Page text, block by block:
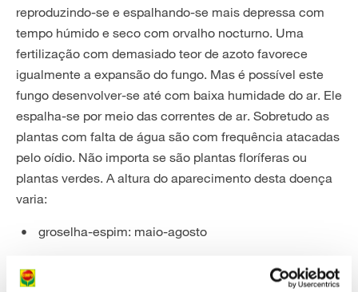
reproduzindo-se e espalhando-se mais depressa com
tempo húmido e seco com orvalho nocturno. Uma
fertilização com demasiado teor de azoto favorece
igualmente a expansão do fungo. Mas é possível este
fungo desenvolver-se até com baixa humidade do ar. Ele
espalha-se por meio das correntes de ar. Sobretudo as
plantas com falta de água são com frequência atacadas
pelo oídio. Não importa se são plantas floríferas ou
plantas verdes. A altura do aparecimento desta doença
varia:
groselha-espim: maio-agosto